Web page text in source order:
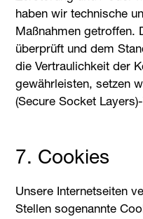
haben wir technische
Maßnahmen getroffen.
überprüft und dem
die Vertraulichkeit der
gewährleisten, setzen
(Secure Socket
7. Cookies
Unsere Internetseiten
Stellen sogenannte